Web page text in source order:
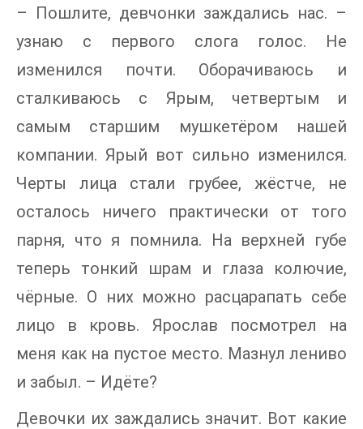
– Пошлите, девчонки заждались нас. –
узнаю с первого слога голос. Не
изменился почти. Оборачиваюсь и
сталкиваюсь с Ярым, четвертым и
самым старшим мушкетёром нашей
компании. Ярый вот сильно изменился.
Черты лица стали грубее, жёстче, не
осталось ничего практически от того
парня, что я помнила. На верхней губе
теперь тонкий шрам и глаза колючие,
чёрные. О них можно расцарапать себе
лицо в кровь. Ярослав посмотрел на
меня как на пустое место. Мазнул лениво
и забыл. – Идёте?
Девочки их заждались значит. Вот какие